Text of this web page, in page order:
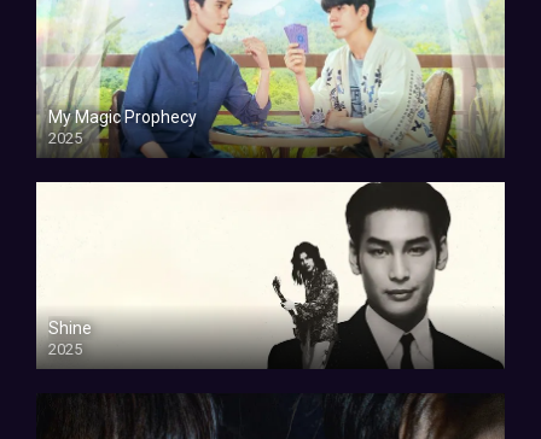
My Magic Prophecy
2025
Shine
2025